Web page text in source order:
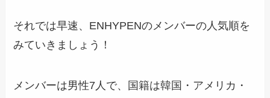
それでは早速、ENHYPENのメンバーの人気順を
みていきましょう！
メンバーは男性7人で、国籍は韓国・アメリカ・